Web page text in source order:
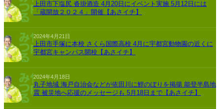
上田市下塩尻 沓掛酒造 4月20日にイベント実施 5月12日には
「蔵開放２０２４」開催【あさイチ】
2024年4月21日
上田市手塚に本校 さくら国際高校 4月に宇都宮動物園の近くに
宇都宮キャンパス開校【あさイチ】
2024年4月18日
丸子地域 海戸自治会などが依田川に鯉のぼりを掲揚 能登半島地
震 被災地へ応援のメッセージも 5月18日まで【あさイチ】